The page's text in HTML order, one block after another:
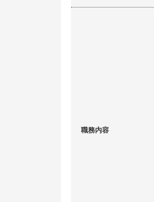
職務内容